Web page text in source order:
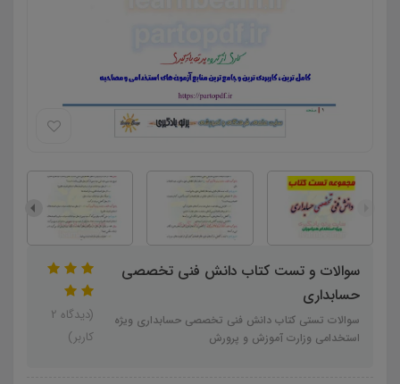
سوالات و تست کتاب دانش فنی تخصصی
حسابداری
سوالات تستی کتاب دانش فنی تخصصی حسابداری ویژه
استخدامی وزارت آموزش و پرورش
(دیدگاه 2
کاربر)